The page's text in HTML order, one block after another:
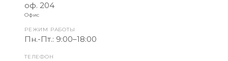
оф. 204
Офис
РЕЖИМ РАБОТЫ
Пн.-Пт.: 9:00–18:00
ТЕЛЕФОН